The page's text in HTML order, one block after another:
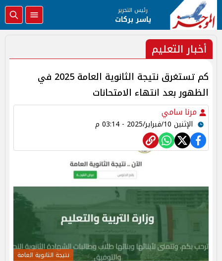
رئيس التحرير
ياسر بركات
أخبار التعليم
كم تستغرق نتيجة الثانوية العامة 2025 في
الظهور بعد انتهاء الامتحانات
مرنا سامي
الإثنين 10/فبراير/2025 - 03:14 م
نتيجة الثانوية العامة